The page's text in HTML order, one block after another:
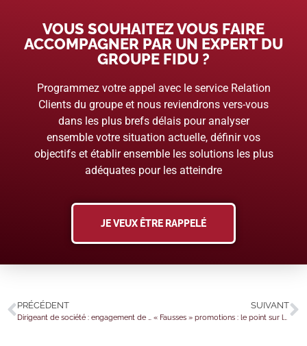
VOUS SOUHAITEZ VOUS FAIRE
ACCOMPAGNER PAR UN EXPERT DU
GROUPE FIDU ?
Programmez votre appel avec le service Relation
Clients du groupe et nous reviendrons vers-vous
dans les plus brefs délais pour analyser
ensemble votre situation actuelle, définir vos
objectifs et établir ensemble les solutions les plus
adéquates pour les atteindre
JE VEUX ÊTRE RAPPELÉ
PRÉCÉDENT SUIVANT